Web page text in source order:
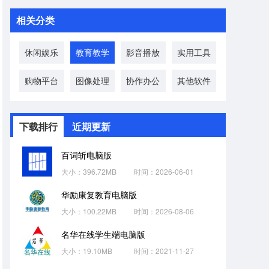
相关分类
休闲娱乐 教育教学 影音播放 实用工具
购物平台 图像处理 协作办公 其他软件
下载排行 近期更新
百词斩电脑版
大小：396.72MB 时间：2026-06-01
华励康复教育电脑版
大小：100.22MB 时间：2026-08-06
名华在线学生端电脑版
大小：19.10MB 时间：2021-11-27